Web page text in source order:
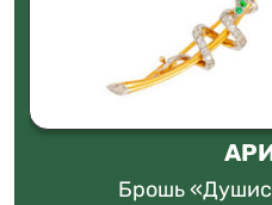
Брошь